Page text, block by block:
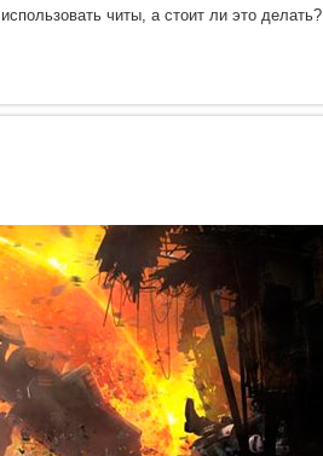
читы, а стоит ли это делать?